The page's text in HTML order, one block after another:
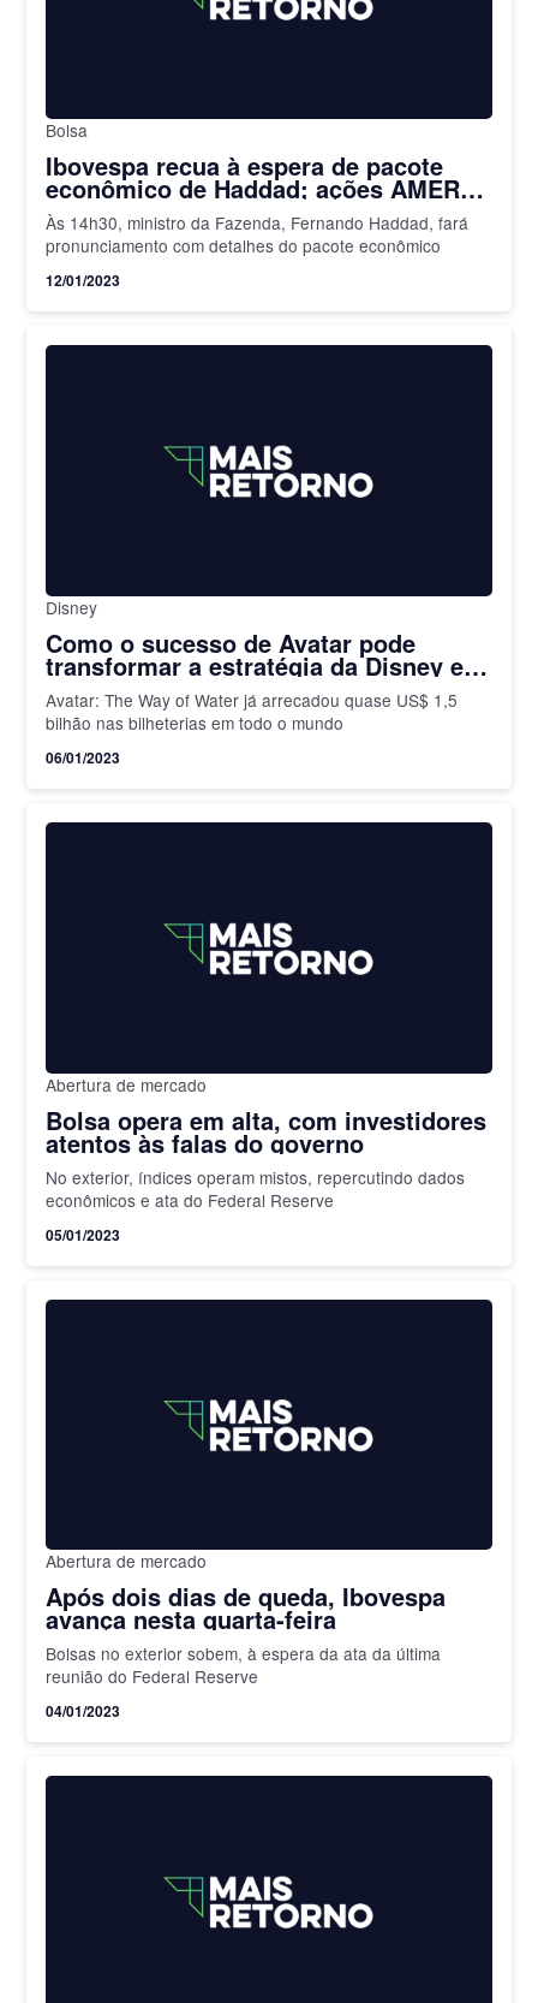
Bolsa
Ibovespa recua à espera de pacote
econômico de Haddad; ações AMER3
apontam queda de 75% em leilão
Às 14h30, ministro da Fazenda, Fernando Haddad, fará
pronunciamento com detalhes do pacote econômico
12/01/2023
Disney
Como o sucesso de Avatar pode
transformar a estratégia da Disney em
2023
Avatar: The Way of Water já arrecadou quase US$ 1,5
bilhão nas bilheterias em todo o mundo
06/01/2023
Abertura de mercado
Bolsa opera em alta, com investidores
atentos às falas do governo
No exterior, índices operam mistos, repercutindo dados
econômicos e ata do Federal Reserve
05/01/2023
Abertura de mercado
Após dois dias de queda, Ibovespa
avança nesta quarta-feira
Bolsas no exterior sobem, à espera da ata da última
reunião do Federal Reserve
04/01/2023